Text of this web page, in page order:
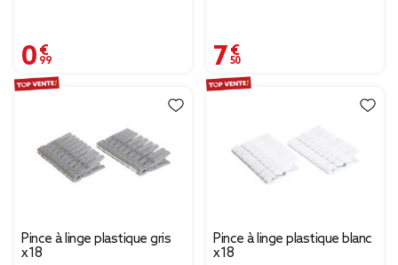
0,99 € 7,50 €
Pince à linge plastique gris
x18
Pince à linge plastique blanc
x18